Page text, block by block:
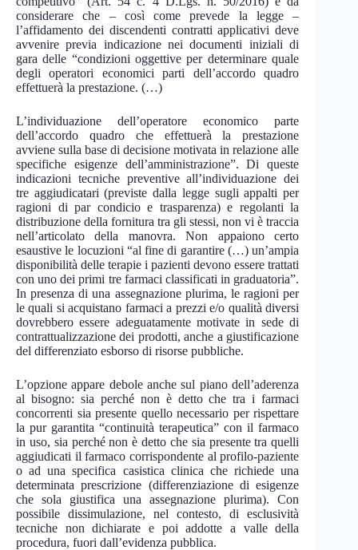
considerare che – così come prevede la legge –
l’affidamento dei discendenti contratti applicativi deve
avvenire previa indicazione nei documenti iniziali di
gara delle “condizioni oggettive per determinare quale
degli operatori economici parti dell’accordo quadro
effettuerà la prestazione. (…)
L’individuazione dell’operatore economico parte
dell’accordo quadro che effettuerà la prestazione
avviene sulla base di decisione motivata in relazione alle
specifiche esigenze dell’amministrazione”. Di queste
indicazioni tecniche preventive all’individuazione dei
tre aggiudicatari (previste dalla legge sugli appalti per
ragioni di par condicio e trasparenza) e regolanti la
distribuzione della fornitura tra gli stessi, non vi è traccia
nell’articolato della manovra. Non appaiono certo
esaustive le locuzioni “al fine di garantire (…) un’ampia
disponibilità delle terapie i pazienti devono essere trattati
con uno dei primi tre farmaci classificati in graduatoria”.
In presenza di una assegnazione plurima, le ragioni per
le quali si acquistano farmaci a prezzi e/o qualità diversi
dovrebbero essere adeguatamente motivate in sede di
contrattualizzazione dei prodotti, anche a giustificazione
del differenziato esborso di risorse pubbliche.
L’opzione appare debole anche sul piano dell’aderenza
al bisogno: sia perché non è detto che tra i farmaci
concorrenti sia presente quello necessario per rispettare
la pur garantita “continuità terapeutica” con il farmaco
in uso, sia perché non è detto che sia presente tra quelli
aggiudicati il farmaco corrispondente al profilo-paziente
o ad una specifica casistica clinica che richiede una
determinata prescrizione (differenziazione di esigenze
che sola giustifica una assegnazione plurima). Con
possibile dissimulazione, nel contesto, di esclusività
tecniche non dichiarate e poi addotte a valle della
procedura, fuori dall’evidenza pubblica.